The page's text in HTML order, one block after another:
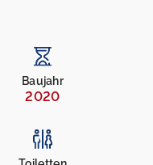
Baujahr
2020